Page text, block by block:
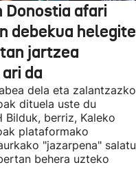
Donostia afari
debekua helegite
jartzea
da
dela eta zalantzazko
dituela uste du
Bilduk, berriz, Kaleko
plataformako
"jazarpena" salatu
behera uzteko